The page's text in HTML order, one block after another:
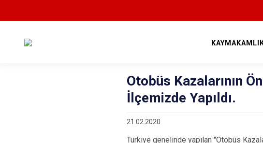
Otobüs Kazalarının
İlçemizde Yapıldı.
21.02.2020
Türkiye genelinde yapılan "Otobüs